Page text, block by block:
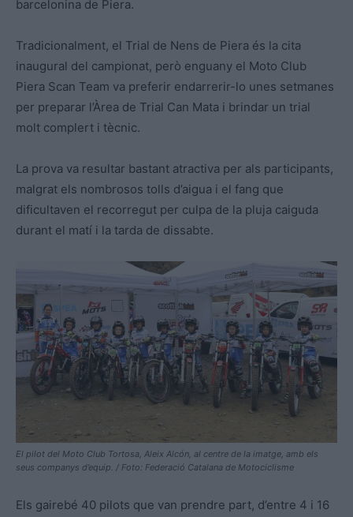
barcelonina de Piera.
Tradicionalment, el Trial de Nens de Piera és la cita
inaugural del campionat, però enguany el Moto Club
Piera Scan Team va preferir endarrerir-lo unes setmanes
per preparar l’Àrea de Trial Can Mata i brindar un trial
molt complert i tècnic.
La prova va resultar bastant atractiva per als participants,
malgrat els nombrosos tolls d’aigua i el fang que
dificultaven el recorregut per culpa de la pluja caiguda
durant el matí i la tarda de dissabte.
El pilot del Moto Club Tortosa, Aleix Alcón, al centre de la imatge, amb els
seus companys d’equip. / Foto: Federació Catalana de Motociclisme
Els gairebé 40 pilots que van prendre part, d’entre 4 i 16